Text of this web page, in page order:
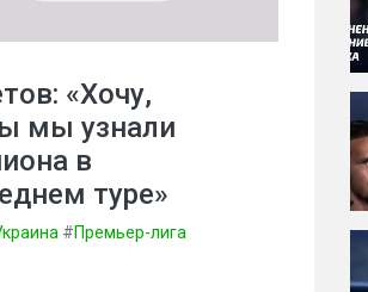
«Хочу,
мы узнали
в
туре»
#Премьер-лига